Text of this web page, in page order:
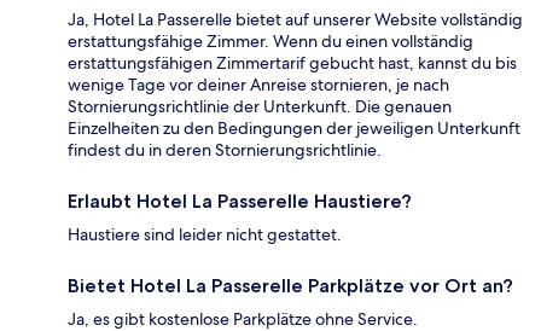
Ja, Hotel La Passerelle bietet auf unserer Website vollständig
erstattungsfähige Zimmer. Wenn du einen vollständig
erstattungsfähigen Zimmertarif gebucht hast, kannst du bis
wenige Tage vor deiner Anreise stornieren, je nach
Stornierungsrichtlinie der Unterkunft. Die genauen
Einzelheiten zu den Bedingungen der jeweiligen Unterkunft
findest du in deren Stornierungsrichtlinie.
Erlaubt Hotel La Passerelle Haustiere?
Haustiere sind leider nicht gestattet.
Bietet Hotel La Passerelle Parkplätze vor Ort an?
Ja, es gibt kostenlose Parkplätze ohne Service.